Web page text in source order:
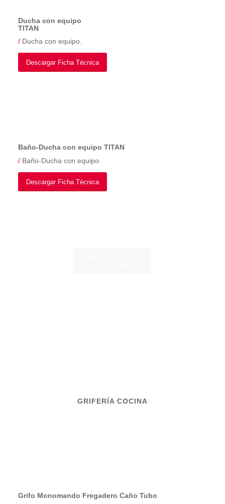
Ducha con equipo
TITAN
/Ducha con equipo.
Descargar Ficha Técnica
Baño-Ducha con equipo TITAN
/Baño-Ducha con equipo.
Descargar Ficha Técnica
GRIFERÍA COCINA
Grifo Monomando Fregadero Caño Tubo